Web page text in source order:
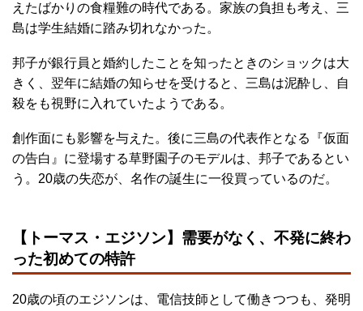
えたばかりの食糧難の時代である。家族の負担も考え、三
島は学生結婚に踏み切れなかった。
邦子が銀行員と婚約したことを知ったときのショックは大
きく、翌年に結婚の知らせを受けると、三島は泥酔し、自
殺をも視野に入れていたようである。
創作面にも影響を与えた。後に三島の代表作となる『仮面
の告白』に登場する草野園子のモデルは、邦子であるとい
う。20歳の失恋が、名作の誕生に一役買っているのだ。
【トーマス・エジソン】需要がなく、不発に終わ
った初めての特許
20歳の頃のエジソンは、電信技師として働きつつも、発明